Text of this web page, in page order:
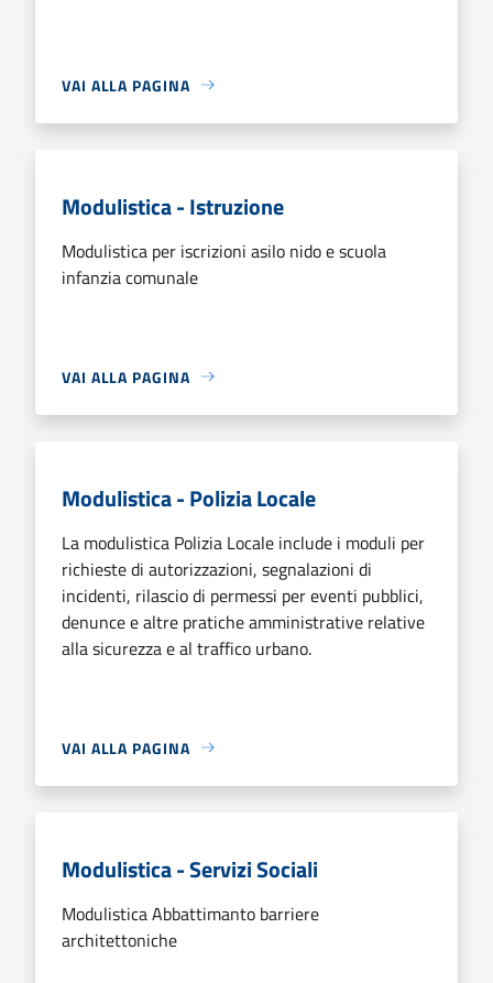
VAI ALLA PAGINA
Modulistica - Istruzione
Modulistica per iscrizioni asilo nido e scuola
infanzia comunale
VAI ALLA PAGINA
Modulistica - Polizia Locale
La modulistica Polizia Locale include i moduli per
richieste di autorizzazioni, segnalazioni di
incidenti, rilascio di permessi per eventi pubblici,
denunce e altre pratiche amministrative relative
alla sicurezza e al traffico urbano.
VAI ALLA PAGINA
Modulistica - Servizi Sociali
Modulistica Abbattimanto barriere
architettoniche